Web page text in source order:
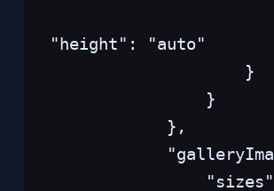
"height": "auto"
}
}
},
"sizes":